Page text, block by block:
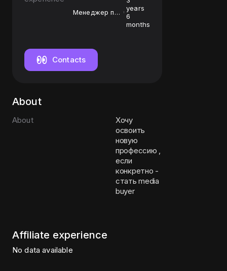
Менеджер по
направления
электронной
коммерции
years
6
months
Contacts
About
About
Хочу
освоить
новую
профессию ,
если
конкретно -
стать media
buyer
Affiliate experience
No data available